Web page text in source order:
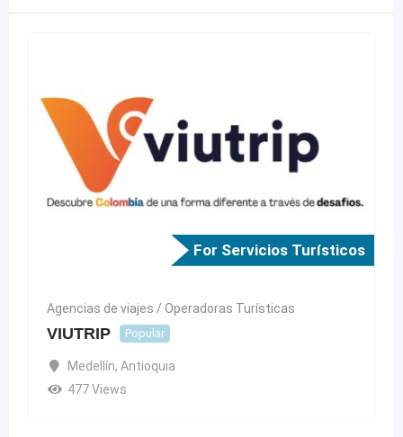
For Servicios Turísticos
Agencias de viajes / Operadoras Turísticas
VIUTRIP Popular
Medellín, Antioquia
477 Views